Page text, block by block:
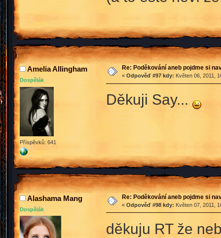
Amelia Allingham
Dospělák
Příspěvků: 641
Re: Poděkování aneb pojdme si
« Odpověď #97 kdy: Květen 06, 2011,
Děkuji Say...
Alashama Mang
Dospělák
Re: Poděkování aneb pojdme si
« Odpověď #98 kdy: Květen 07, 2011,
děkuju RT že